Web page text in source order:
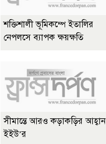
শক্তিশালী ভূমিকম্পে ইতালির
নেপলসে ব্যাপক ক্ষয়ক্ষতি
সীমান্তে আরও কড়াকড়ির আহ্বান
ইইউ’র